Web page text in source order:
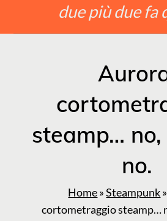
due più due fa
steamp…
no.
Home»Steampunk
cortometraggio steamp…